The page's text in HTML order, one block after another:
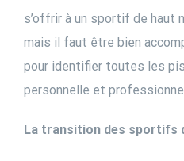
s’offrir à un sportif de haut
mais il faut être bien
pour identifier toutes les
personnelle et
La transition des sportifs